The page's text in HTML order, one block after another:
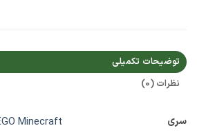
توضیحات تکمیلی
نظرات (0)
سری LEGO Minecraft